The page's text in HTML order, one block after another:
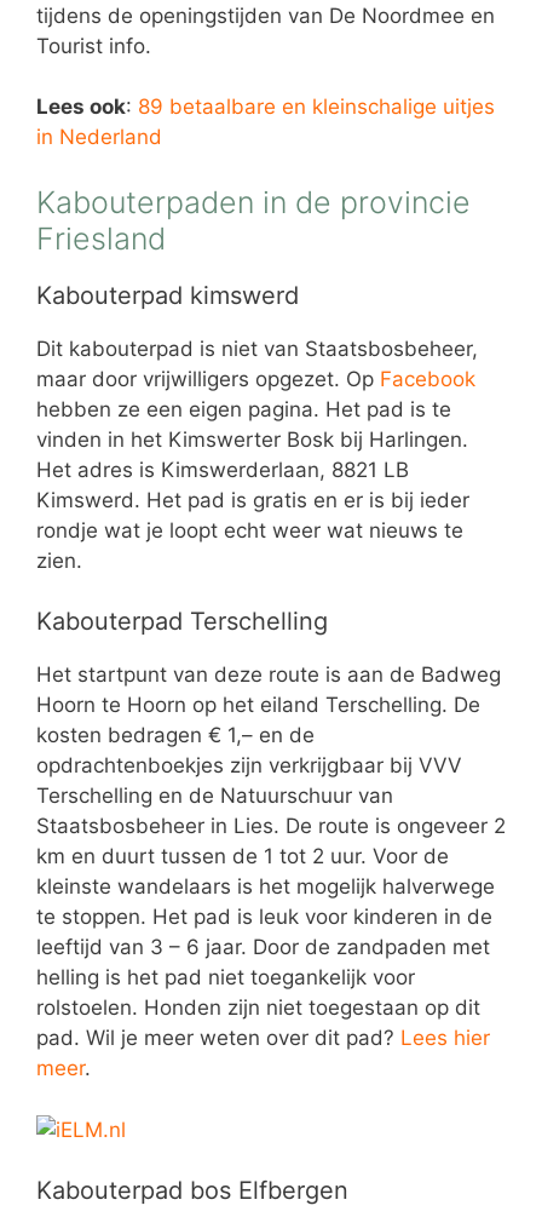
tijdens de openingstijden van De Noordmee en
Tourist info.
Lees ook: 89 betaalbare en kleinschalige uitjes
in Nederland
Kabouterpaden in de provincie
Friesland
Kabouterpad kimswerd
Dit kabouterpad is niet van Staatsbosbeheer,
maar door vrijwilligers opgezet. Op Facebook
hebben ze een eigen pagina. Het pad is te
vinden in het Kimswerter Bosk bij Harlingen.
Het adres is Kimswerderlaan, 8821 LB
Kimswerd. Het pad is gratis en er is bij ieder
rondje wat je loopt echt weer wat nieuws te
zien.
Kabouterpad Terschelling
Het startpunt van deze route is aan de Badweg
Hoorn te Hoorn op het eiland Terschelling. De
kosten bedragen € 1,– en de
opdrachtenboekjes zijn verkrijgbaar bij VVV
Terschelling en de Natuurschuur van
Staatsbosbeheer in Lies. De route is ongeveer 2
km en duurt tussen de 1 tot 2 uur. Voor de
kleinste wandelaars is het mogelijk halverwege
te stoppen. Het pad is leuk voor kinderen in de
leeftijd van 3 – 6 jaar. Door de zandpaden met
helling is het pad niet toegankelijk voor
rolstoelen. Honden zijn niet toegestaan op dit
pad. Wil je meer weten over dit pad? Lees hier
meer.
Kabouterpad bos Elfbergen